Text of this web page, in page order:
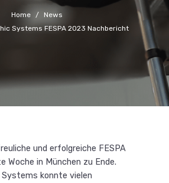
Home
News
Systems FESPA 2023 Nachbericht
und erfolgreiche FESPA
Woche in München zu Ende.
Systems konnte vielen